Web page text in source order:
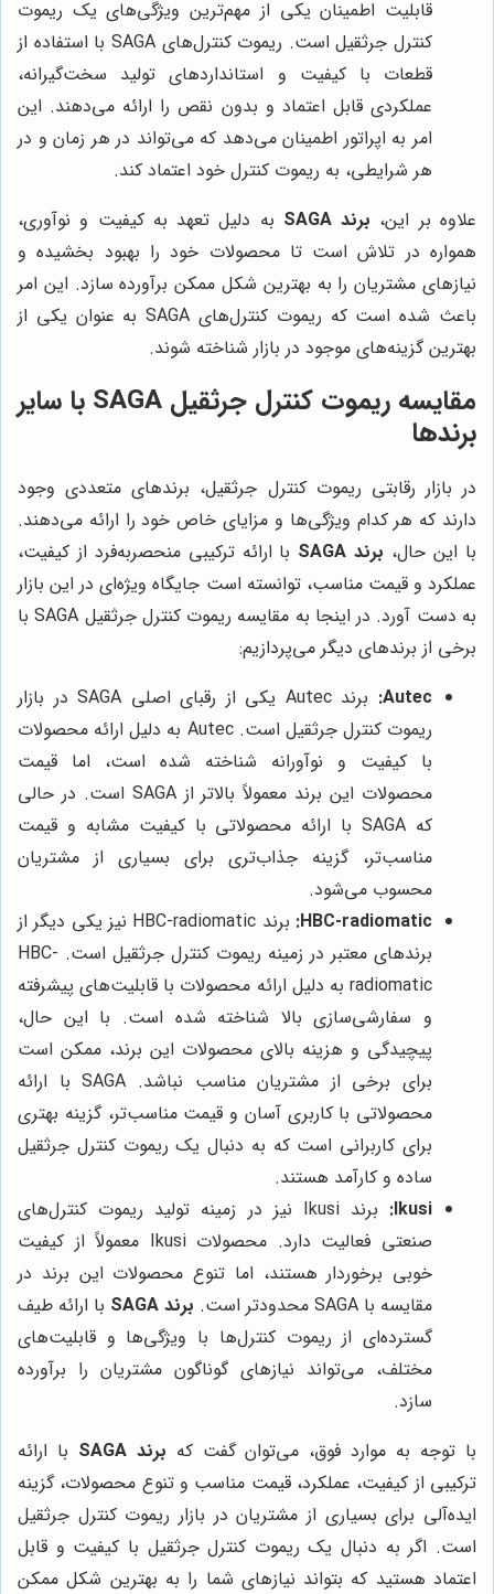
قابلیت اطمینان یکی از مهم‌ترین ویژگی‌های یک ریموت
کنترل جرثقیل است. ریموت کنترل‌های SAGA با استفاده از
قطعات با کیفیت و استانداردهای تولید سخت‌گیرانه،
عملکردی قابل اعتماد و بدون نقص را ارائه می‌دهند. این
امر به اپراتور اطمینان می‌دهد که می‌تواند در هر زمان و در
هر شرایطی، به ریموت کنترل خود اعتماد کند.
علاوه بر این، برند SAGA
به دلیل تعهد به کیفیت و نوآوری،
همواره در تلاش است تا محصولات خود را بهبود بخشیده و
نیازهای مشتریان را به بهترین شکل ممکن برآورده سازد. این امر
باعث شده است که ریموت کنترل‌های SAGA به عنوان یکی از
بهترین گزینه‌های موجود در بازار شناخته شوند.
مقایسه ریموت کنترل جرثقیل SAGA با سایر
برندها
در بازار رقابتی ریموت کنترل جرثقیل، برندهای متعددی وجود
دارند که هر کدام ویژگی‌ها و مزایای خاص خود را ارائه می‌دهند.
با این حال، برند SAGA
با ارائه ترکیبی منحصربه‌فرد از کیفیت،
عملکرد و قیمت مناسب، توانسته است جایگاه ویژه‌ای در این بازار
به دست آورد. در اینجا به مقایسه ریموت کنترل جرثقیل SAGA با
برخی از برندهای دیگر می‌پردازیم:
Autec:
برند Autec یکی از رقبای اصلی SAGA در بازار
ریموت کنترل جرثقیل است. Autec به دلیل ارائه محصولات
با کیفیت و نوآورانه شناخته شده است، اما قیمت
محصولات این برند معمولاً بالاتر از SAGA است. در حالی
که SAGA با ارائه محصولاتی با کیفیت مشابه و قیمت
مناسب‌تر، گزینه جذاب‌تری برای بسیاری از مشتریان
محسوب می‌شود.
HBC-radiomatic:
برند HBC-radiomatic نیز یکی دیگر از
برندهای معتبر در زمینه ریموت کنترل جرثقیل است. HBC-
radiomatic به دلیل ارائه محصولات با قابلیت‌های پیشرفته
و سفارشی‌سازی بالا شناخته شده است. با این حال،
پیچیدگی و هزینه بالای محصولات این برند، ممکن است
برای برخی از مشتریان مناسب نباشد. SAGA با ارائه
محصولاتی با کاربری آسان و قیمت مناسب‌تر، گزینه بهتری
برای کاربرانی است که به دنبال یک ریموت کنترل جرثقیل
ساده و کارآمد هستند.
Ikusi:
برند Ikusi نیز در زمینه تولید ریموت کنترل‌های
صنعتی فعالیت دارد. محصولات Ikusi معمولاً از کیفیت
خوبی برخوردار هستند، اما تنوع محصولات این برند در
مقایسه با SAGA محدودتر است.
برند SAGA
با ارائه طیف
گسترده‌ای از ریموت کنترل‌ها با ویژگی‌ها و قابلیت‌های
مختلف، می‌تواند نیازهای گوناگون مشتریان را برآورده
سازد.
با توجه به موارد فوق، می‌توان گفت که برند SAGA
با ارائه
ترکیبی از کیفیت، عملکرد، قیمت مناسب و تنوع محصولات، گزینه
ایده‌آلی برای بسیاری از مشتریان در بازار ریموت کنترل جرثقیل
است. اگر به دنبال یک ریموت کنترل جرثقیل با کیفیت و قابل
اعتماد هستید که بتواند نیازهای شما را به بهترین شکل ممکن